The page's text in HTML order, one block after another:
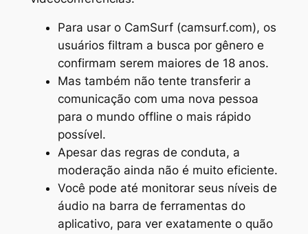
Para usar o CamSurf (camsurf.com), os
usuários filtram a busca por gênero e
confirmam serem maiores de 18 anos.
Mas também não tente transferir a
comunicação com uma nova pessoa
para o mundo offline o mais rápido
possível.
Apesar das regras de conduta, a
moderação ainda não é muito eficiente.
Você pode até monitorar seus níveis de
áudio na barra de ferramentas do
aplicativo, para ver exatamente o quão